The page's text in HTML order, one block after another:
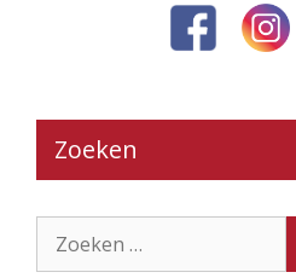
Zoeken
naar: